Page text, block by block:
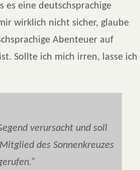
es eine deutschsprachige
wirklich nicht sicher, glaube
Abenteuer auf
ist. Sollte ich mich irren, lasse ich
verursacht und soll
des Sonnenkreuzes